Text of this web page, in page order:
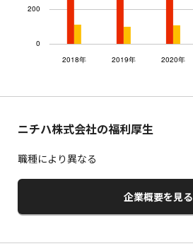
ニチハ株式会社の福利厚生
職種により異なる
企業概要を見る